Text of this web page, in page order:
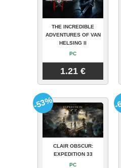
THE INCREDIBLE
ADVENTURES OF VAN
HELSING II
PC
1.21 €
CLAIR OBSCUR:
EXPEDITION 33
PC
-53% -